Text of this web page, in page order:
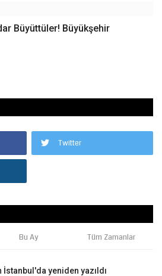
Büyüttüler! Büyükşehir
Twitter
Bu Ay Tüm Zamanlar
İstanbul'da yeniden yazıldı